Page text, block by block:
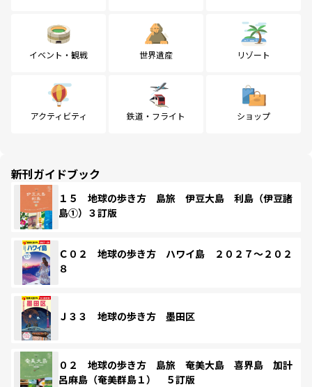
イベント・観戦 世界遺産 リゾート
アクティビティ 鉄道・フライト ショップ
新刊ガイドブック
１５ 地球の歩き方 島旅 伊豆大島 利島（伊豆諸
島①）３訂版
Ｃ０２ 地球の歩き方 ハワイ島 ２０２７～２０２
８
Ｊ３３ 地球の歩き方 墨田区
０２ 地球の歩き方 島旅 奄美大島 喜界島 加計
呂麻島（奄美群島１） ５訂版